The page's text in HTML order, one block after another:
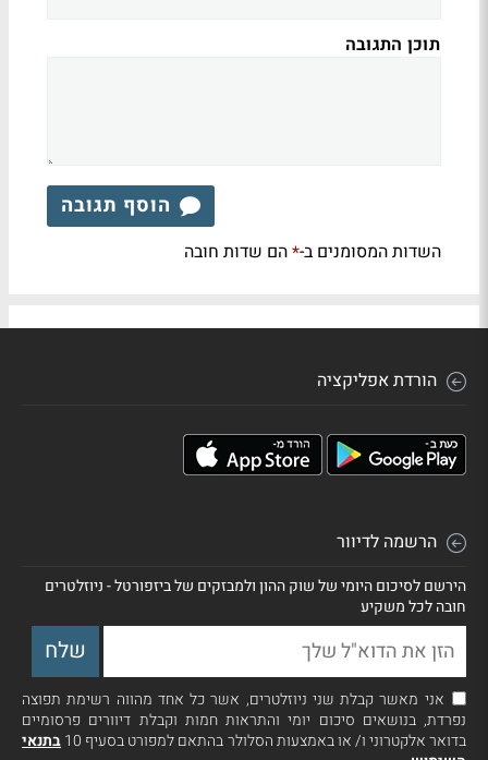
תוכן התגובה
הוסף תגובה
השדות המסומנים ב-*הם שדות חובה
הורדת אפליקציה
הרשמה לדיוור
הירשם לסיכום היומי של שוק ההון ולמבזקים של ביזפורטל - ניוזלטרים
חובה לכל משקיע
אני מאשר קבלת שני ניוזלטרים, אשר כל אחד מהווה רשימת תפוצה
נפרדת, בנושאים סיכום יומי והתראות חמות וקבלת דיוורים פרסומיים
בדואר אלקטרוני ו/ או באמצעות הסלולר בהתאם למפורט בסעיף 10
בתנאי